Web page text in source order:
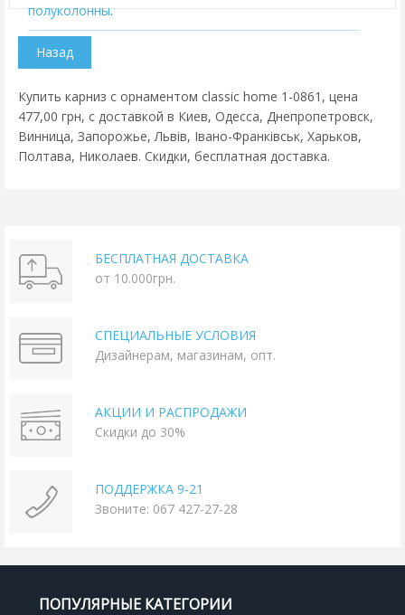
полуколонны.
Купить карниз с орнаментом classic home 1-0861, цена
477,00 грн, с доставкой в Киев, Одесса, Днепропетровск,
Винница, Запорожье, Львів, Івано-Франківськ, Харьков,
Полтава, Николаев. Скидки, бесплатная доставка.
БЕСПЛАТНАЯ ДОСТАВКА
от 10.000грн.
СПЕЦИАЛЬНЫЕ УСЛОВИЯ
Дизайнерам, магазинам, опт.
АКЦИИ И РАСПРОДАЖИ
Скидки до 30%
ПОДДЕРЖКА 9-21
Звоните: 067 427-27-28
ПОПУЛЯРНЫЕ КАТЕГОРИИ